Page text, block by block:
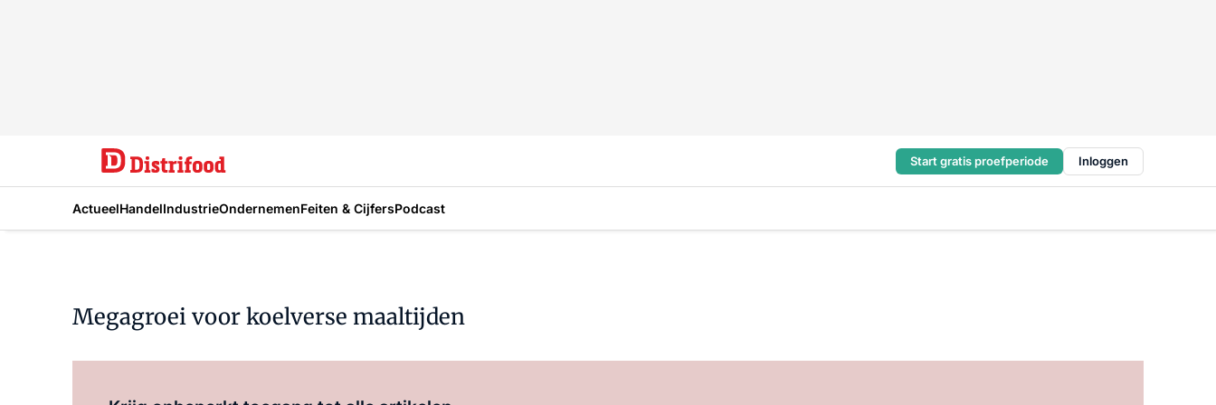
Start gratis proefperiode Inloggen
ActueelHandelIndustrieOndernemenFeiten & CijfersPodcast
Megagroei voor koelverse maaltijden